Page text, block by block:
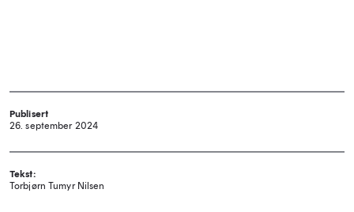
Publisert
26. september 2024
Tekst:
Torbjørn Tumyr Nilsen